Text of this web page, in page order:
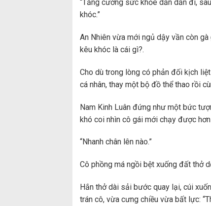
“Tăng cường sức khỏe dần dần đi,
khóc.”
An Nhiên vừa mới ngủ dậy vần còn
kêu khóc là cái gì?.
Cho dù trong lòng có phản đối kịch
cá nhân, thay một bộ đồ thể thao rồi
Nam Kinh Luân đứng như một bức
khó coi nhìn cô gái mới chạy được
“Nhanh chân lên nào.”
Cô phồng má ngồi bệt xuống đất thở
Hắn thở dài sải bước quay lại, cúi
trán cô, vừa cưng chiều vừa bất lực: